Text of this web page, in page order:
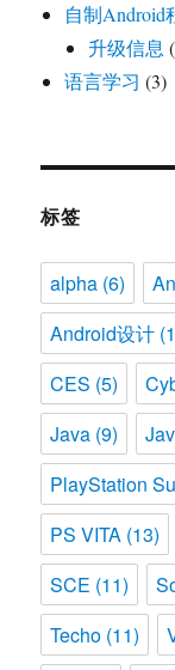
自制Android
升级信息
语言学习 (3)
标签
alpha (6)
Android设计
CES (5)
Java (9)
PlayStation
PS VITA (13)
SCE (11)
Techo (11)